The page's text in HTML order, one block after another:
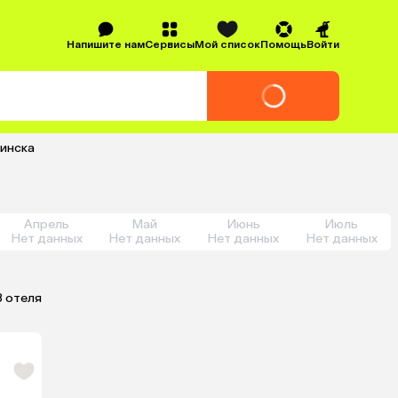
Напишите намСервисыМой списокПомощьВойти
Апрель
Нет данных
Май
Нет данных
Июнь
Нет данных
Июль
Нет данных
отеля